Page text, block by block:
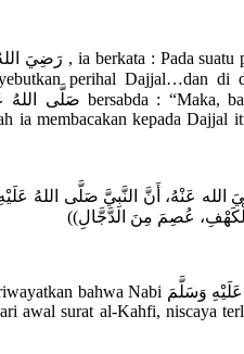
ia membacakan kepada Dajjal
الله عَنْهُ، أَنَّ النَّبِيَّ صَلَّى اللهُ
عُصِمَ مِنَ الدَّجَّالِ))
awal surat al-Kahfi, niscaya